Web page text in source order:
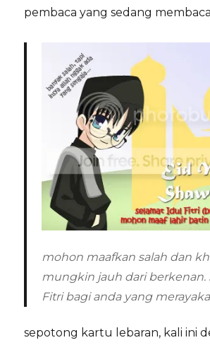
pembaca yang sedang
mohon maafkan salah dan
mungkin jauh dari berkenan.
Fitri bagi anda yang
sepotong kartu lebaran, kali ini